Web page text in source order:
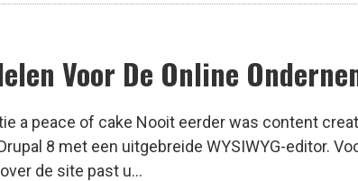
Voor De Online
a peace of cake Nooit eerder was content
8 met een uitgebreide WYSIWYG-editor.
de site past u...